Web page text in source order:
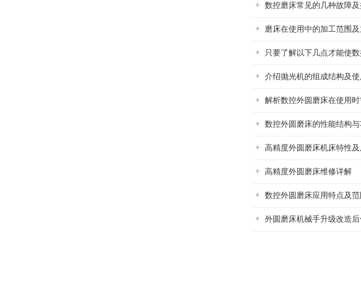
数控磨床常见的几种故障
磨床在使用中的加工范围
只要了解以下几点才能使
介绍抛光机的组成结构及
解析数控外圆磨床在使用
数控外圆磨床的性能结构
高精度外圆磨床机床特性及
高精度外圆磨床维修详解
数控外圆磨床应用特点及范
外圆磨床机械手升级改造